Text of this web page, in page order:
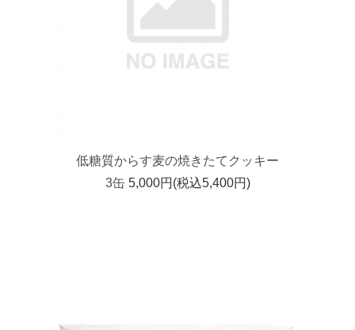
低糖質からす麦の焼きたてクッキー
3缶5,000円(税込5,400円)